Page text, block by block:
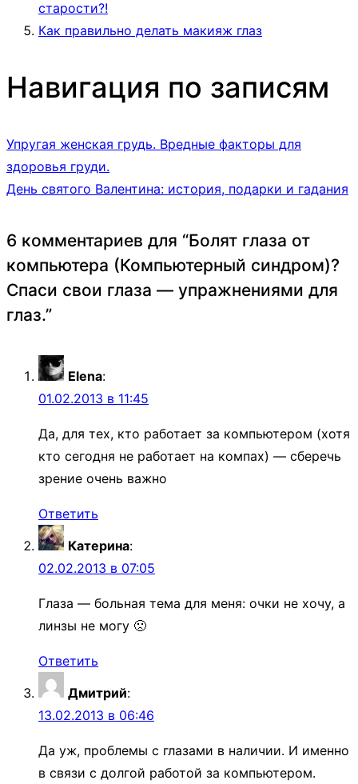
старости?!
Как правильно делать макияж глаз
Навигация по записям
Упругая женская грудь. Вредные факторы для
здоровья груди.
День святого Валентина: история, подарки и гадания
6 комментариев для “Болят глаза от
компьютера (Компьютерный синдром)?
Спаси свои глаза — упражнениями для
глаз.”
Elena:
01.02.2013 в 11:45
Да, для тех, кто работает за компьютером (хотя
кто сегодня не работает на компах) — сберечь
зрение очень важно
Ответить
Катерина:
02.02.2013 в 07:05
Глаза — больная тема для меня: очки не хочу, а
линзы не могу 🙁
Ответить
Дмитрий:
13.02.2013 в 06:46
Да уж, проблемы с глазами в наличии. И именно
в связи с долгой работой за компьютером.